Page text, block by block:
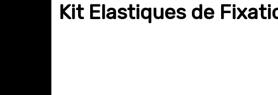
Kit Elastiques de